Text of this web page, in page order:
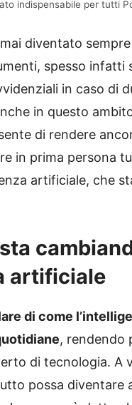
indispensabile per tutti
diventato
spesso
in caso di
in questo
di rendere
in prima persona
artificiale, che
artificiale
di come
, rendendo
di tecnologia.
possa